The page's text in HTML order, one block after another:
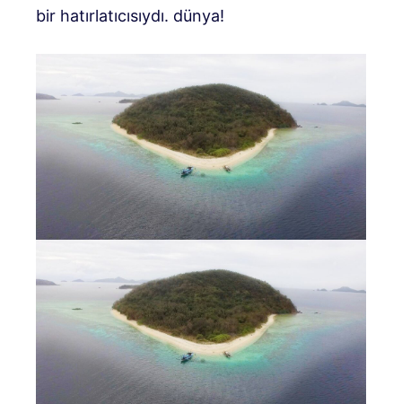
bir hatırlatıcısıydı. dünya!